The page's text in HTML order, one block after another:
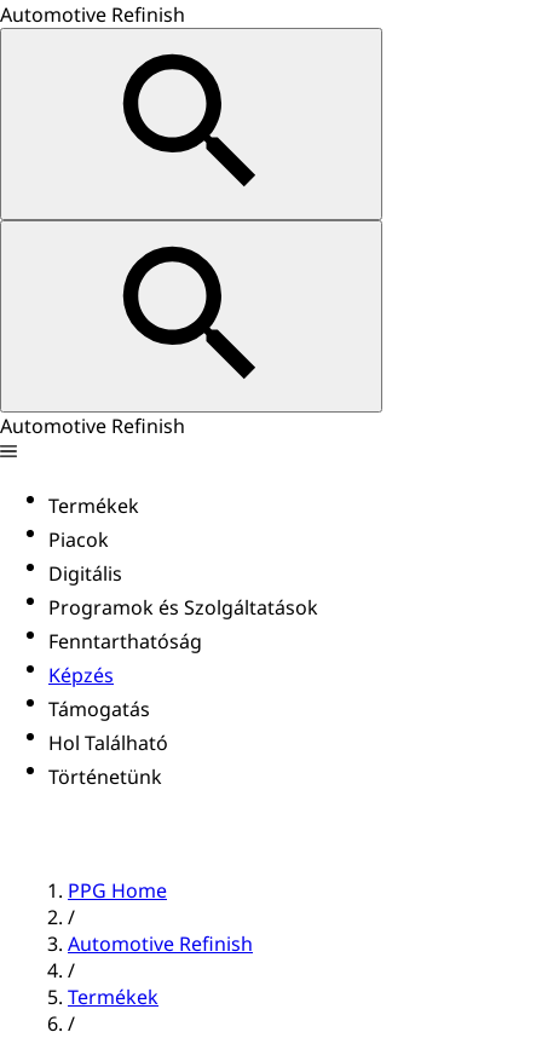
Automotive Refinish
Automotive Refinish
Termékek
Piacok
Digitális
Programok és Szolgáltatások
Fenntarthatóság
Képzés
Támogatás
Hol Található
Történetünk
PPG Home
/
Automotive Refinish
/
Termékek
/